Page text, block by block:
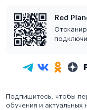
Red
Подпишитесь, чтобы
обучения и актуальных